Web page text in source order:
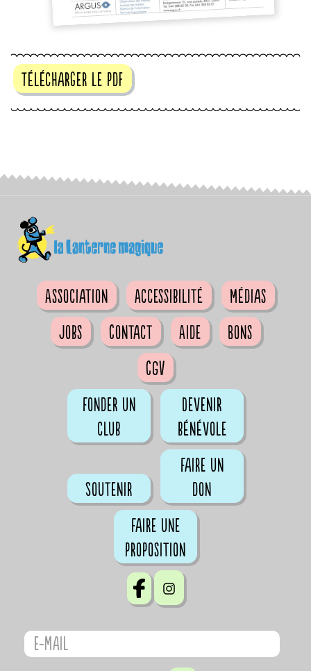
Télécharger le pdf
Association Accessibilité
Médias
Jobs
Contact Aide
Bons
CGV
Fonder un
club
Devenir
bénévole
Soutenir
Faire un
don
Faire une
proposition